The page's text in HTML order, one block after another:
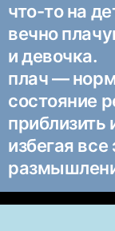
что-то на
вечно
и девочка.
плач —
состояние
приблизить
избегая